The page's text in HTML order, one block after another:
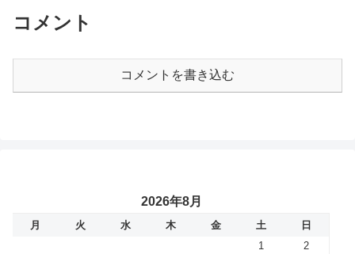
コメント
コメントを書き込む
2026年8月
月 火 水 木 金 土
日
1
2